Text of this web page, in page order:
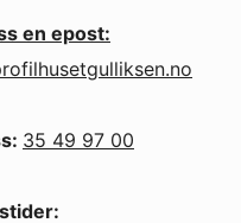
en epost:
35 49 97 00